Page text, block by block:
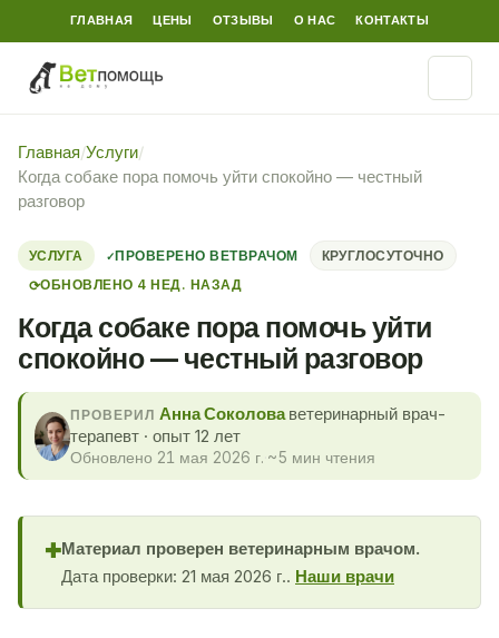
ГЛАВНАЯ ЦЕНЫ ОТЗЫВЫ О НАС КОНТАКТЫ
Главная/Услуги/
Когда собаке пора помочь уйти спокойно — честный
разговор
УСЛУГА ПРОВЕРЕНО ВЕТВРАЧОМ
КРУГЛОСУТОЧНО
⟳ОБНОВЛЕНО 4 НЕД. НАЗАД
Когда собаке пора помочь уйти
спокойно — честный разговор
ПРОВЕРИЛ Анна Соколоваветеринарный врач-
терапевт · опыт 12 лет
Обновлено 21 мая 2026 г. ~5 мин чтения
✚Материал проверен ветеринарным врачом.
Дата проверки: 21 мая 2026 г.. Наши врачи